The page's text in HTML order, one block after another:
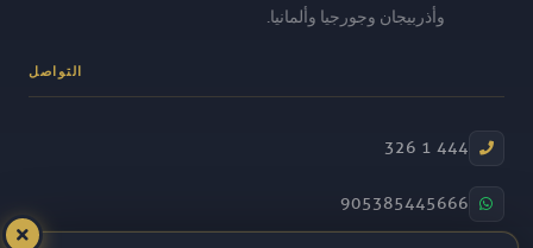
وأذربيجان وجورجيا وألمانيا.
التواصل
444 1 326
905385445666